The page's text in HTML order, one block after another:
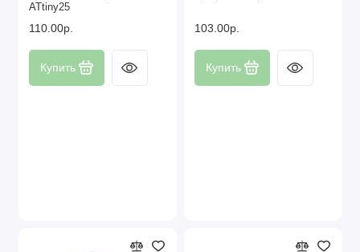
ATtiny25
110.00р.
Купить
103.00р.
Купить